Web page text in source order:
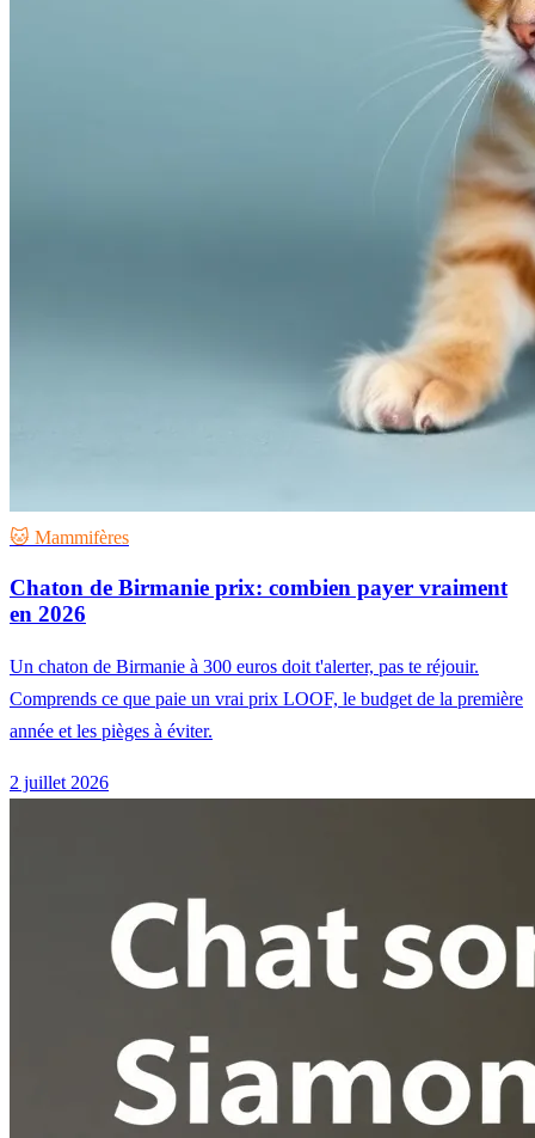
🐱 Mammifères
Chaton de Birmanie prix: combien payer vraiment
en 2026
Un chaton de Birmanie à 300 euros doit t'alerter, pas te réjouir.
Comprends ce que paie un vrai prix LOOF, le budget de la première
année et les pièges à éviter.
2 juillet 2026